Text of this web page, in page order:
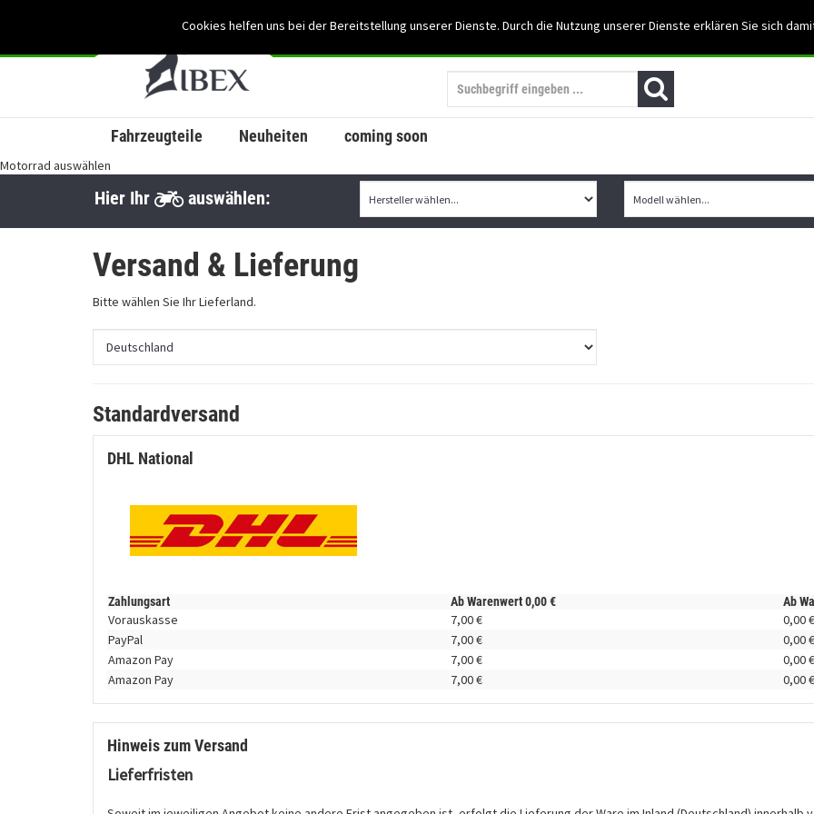
Cookies helfen uns bei der Bereitstellung unserer Dienste. Durch die Nutzung unserer Dienste erklären Sie sich
Mein Konto Support: 03501-
Fahrzeugteile Neuheiten coming soon
Motorrad auswählen
Hier Ihr auswählen:
Versand & Lieferung
Bitte wählen Sie Ihr Lieferland.
Standardversand
DHL National
Zahlungsart Ab Warenwert0,00€ Ab
Vorauskasse 7,00€ 0,00€
PayPal
7,00€ 0,00€
Amazon Pay
7,00€ 0,00€
Amazon Pay
7,00€ 0,00€
Hinweis zum Versand
Lieferfristen